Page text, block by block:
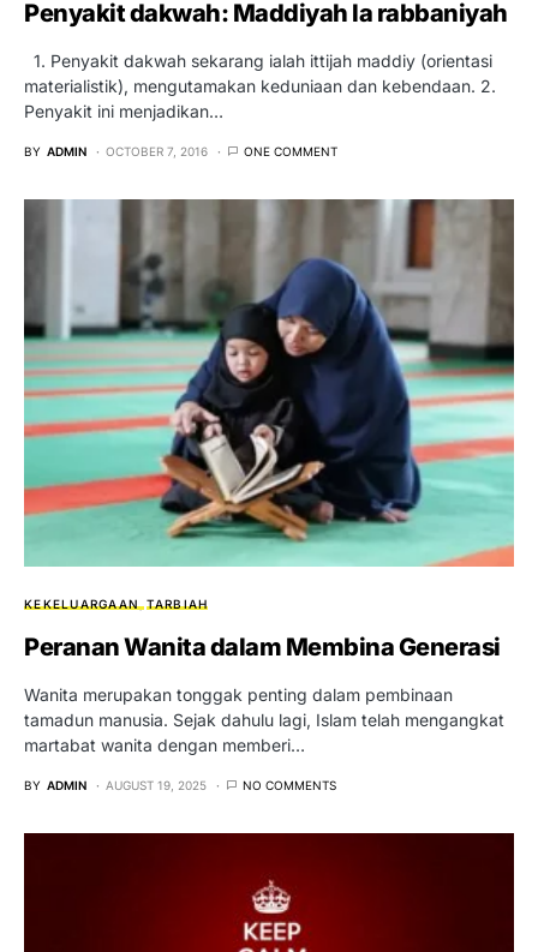
Penyakit dakwah: Maddiyah la rabbaniyah
1. Penyakit dakwah sekarang ialah ittijah maddiy (orientasi
materialistik), mengutamakan keduniaan dan kebendaan. 2.
Penyakit ini menjadikan…
BY ADMIN OCTOBER 7, 2016 ONE COMMENT
KEKELUARGAAN TARBIAH
Peranan Wanita dalam Membina Generasi
Wanita merupakan tonggak penting dalam pembinaan
tamadun manusia. Sejak dahulu lagi, Islam telah mengangkat
martabat wanita dengan memberi…
BY ADMIN AUGUST 19, 2025 NO COMMENTS